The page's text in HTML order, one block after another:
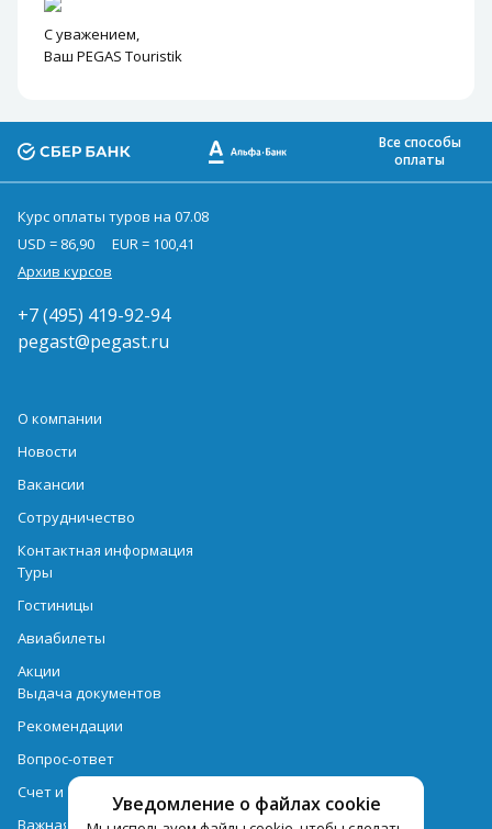
С уважением,
Ваш PEGAS Touristik
Уведомление о файлах cookie
Все способы
оплаты
Курс оплаты туров на 07.08
USD = 86,90
EUR = 100,41
Архив курсов
+7 (495) 419-92-94
pegast@pegast.ru
О компании
Новости
Вакансии
Сотрудничество
Контактная информация
Туры
Гостиницы
Авиабилеты
Акции
Выдача документов
Рекомендации
Вопрос-ответ
Счет и оплата
Важная информация по турпродукту